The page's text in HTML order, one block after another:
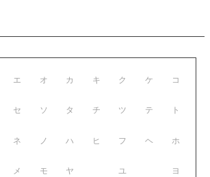
エ オ
セ ソ
ネ ノ
メ モ
カ キ ク ケ コ
タ チ ツ テ ト
ハ ヒ フ ヘ ホ
ヤ ユ ヨ